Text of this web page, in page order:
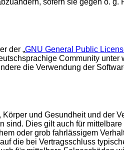
der „GNU General Public
Community
die Verwendung der
und Gesundheit und
sind. Dies gilt auch für
oder grob fahrlässigem
die bei Vertragsschluss